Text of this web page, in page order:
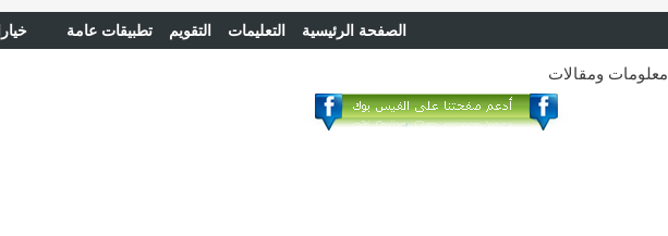
الصفحة الرئيسية التعليمات التقويم تطبيقات عامة
معلومات ومقالات